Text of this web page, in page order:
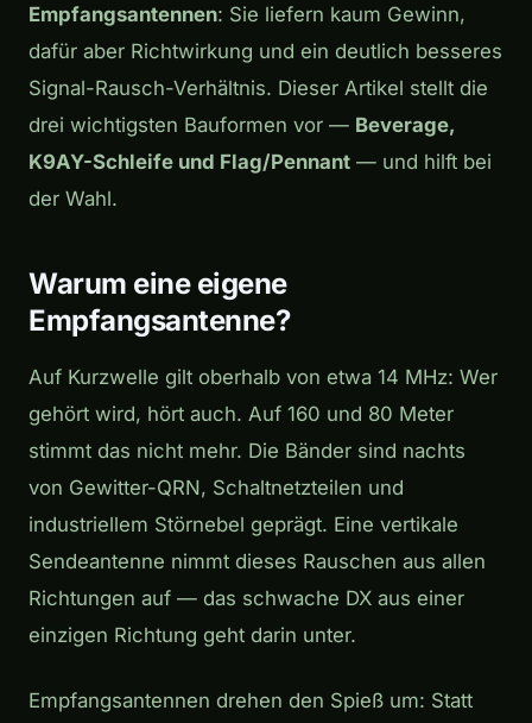
Empfangsantennen: Sie liefern kaum Gewinn,
dafür aber Richtwirkung und ein deutlich besseres
Signal-Rausch-Verhältnis. Dieser Artikel stellt die
drei wichtigsten Bauformen vor — Beverage,
K9AY-Schleife und Flag/Pennant — und hilft bei
der Wahl.
Warum eine eigene
Empfangsantenne?
Auf Kurzwelle gilt oberhalb von etwa 14 MHz: Wer
gehört wird, hört auch. Auf 160 und 80 Meter
stimmt das nicht mehr. Die Bänder sind nachts
von Gewitter-QRN, Schaltnetzteilen und
industriellem Störnebel geprägt. Eine vertikale
Sendeantenne nimmt dieses Rauschen aus allen
Richtungen auf — das schwache DX aus einer
einzigen Richtung geht darin unter.
Empfangsantennen drehen den Spieß um: Statt